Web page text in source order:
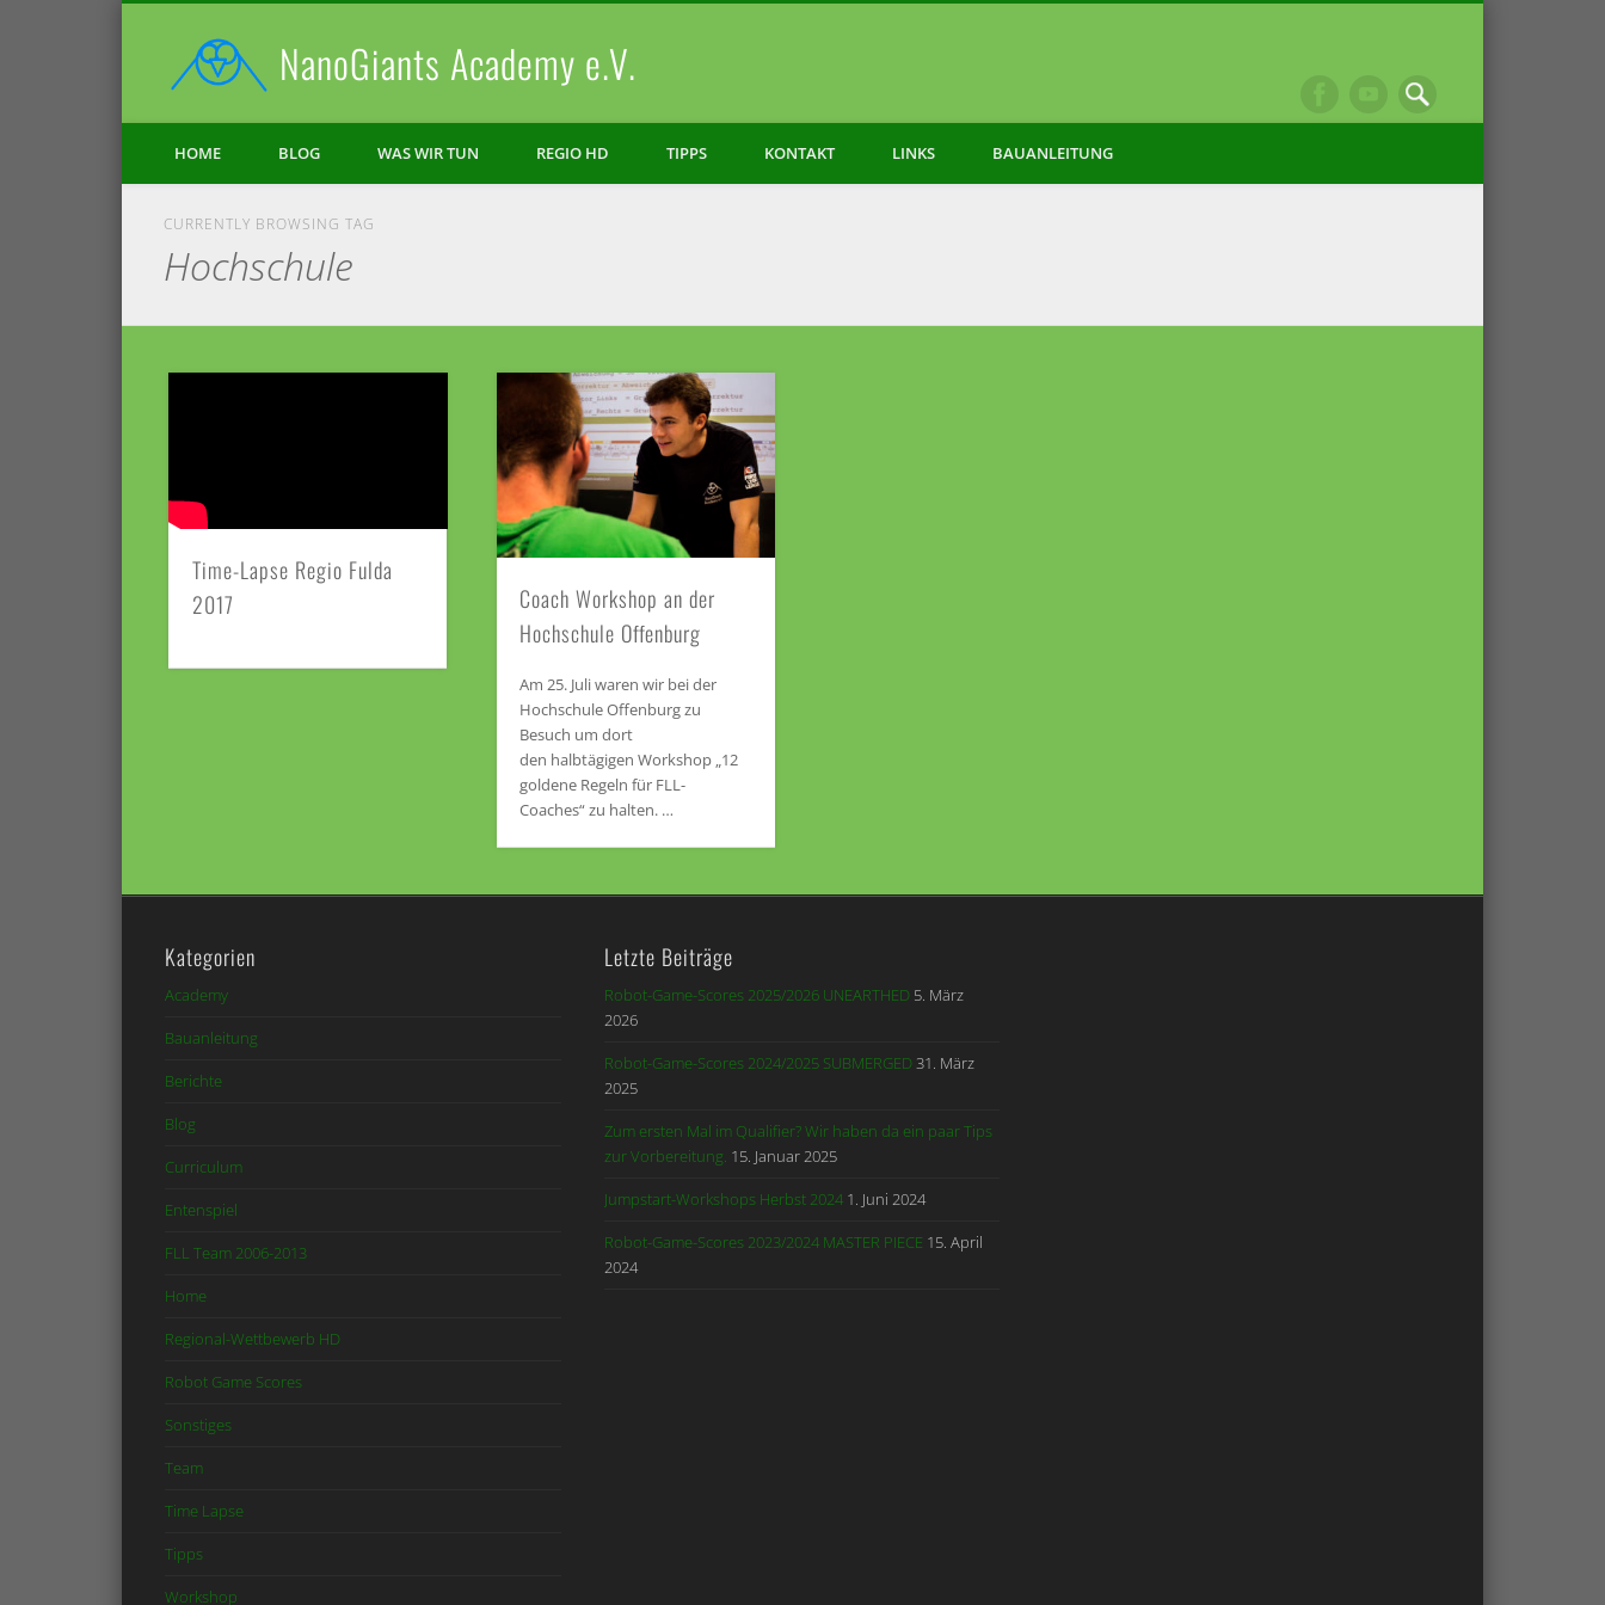
NanoGiants Academy e.V.
FacebookVimeo
HOME BLOG WAS WIR TUN REGIO HD TIPPS KONTAKT LINKS BAUANLEITUNG
CURRENTLY BROWSING TAG
Hochschule
Time-Lapse Regio Fulda
2017
Coach Workshop an der
Hochschule Offenburg
Am 25. Juli waren wir bei der
Hochschule Offenburg zu
Besuch um dort
den halbtägigen Workshop „12
goldene Regeln für FLL-
Coaches“ zu halten. …
Kategorien
Academy
Bauanleitung
Berichte
Blog
Curriculum
Entenspiel
FLL Team 2006-2013
Home
Regional-Wettbewerb HD
Robot Game Scores
Sonstiges
Team
Time Lapse
Tipps
Workshop
Letzte Beiträge
Robot-Game-Scores 2025/2026 UNEARTHED 5. März
2026
Robot-Game-Scores 2024/2025 SUBMERGED31. März
2025
Zum ersten Mal im Qualifier? Wir haben da ein paar Tips
zur Vorbereitung. 15. Januar 2025
Jumpstart-Workshops Herbst 2024 1. Juni 2024
Robot-Game-Scores 2023/2024 MASTER PIECE 15. April
2024